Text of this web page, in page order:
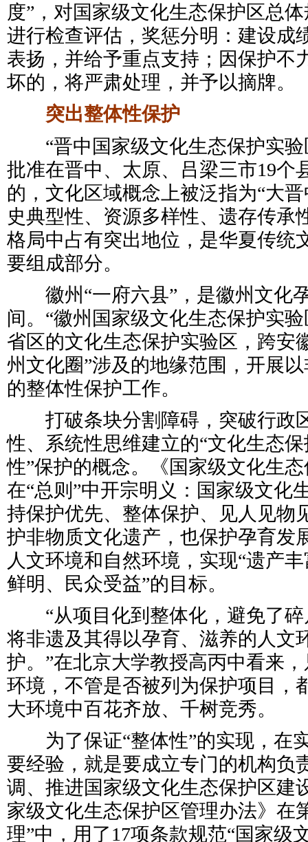
度”，对国家级文化生态保护区总
进行检查评估，奖惩分明：建设成
表扬，并给予重点支持；因保护不
坏的，将严肃处理，并予以摘牌。
突出整体性保护
“晋中国家级文化生态保护实验
批准在晋中、太原、吕梁三市19个
的，文化区域概念上被泛指为“大
史典型性、资源多样性、遗存传承
格局中占有突出地位，是华夏传统
要组成部分。
徽州“一府六县”，是徽州文化
间。“徽州国家级文化生态保护实
省区的文化生态保护实验区，跨安
州文化圈”涉及的地缘范围，开展
的整体性保护工作。
打破条块分割障碍，突破行政
性、系统性思维建立的“文化生态
性”保护的概念。《国家级文化生
在“总则”中开宗明义：国家级文化
持保护优先、整体保护、见人见物
护非物质文化遗产，也保护孕育发
人文环境和自然环境，实现“遗产
鲜明、民众受益”的目标。
“从项目化到整体化，避免了碎
将非遗及其得以孕育、滋养的人文
护。”在北京大学教授高丙中看来
环境，不管是否被列为保护项目，
大环境中百花齐放、千树竞秀。
为了保证“整体性”的实现，在
要经验，就是要成立专门的机构负
调、推进国家级文化生态保护区建
家级文化生态保护区管理办法》在
理”中，用了17项条款规范“国家级